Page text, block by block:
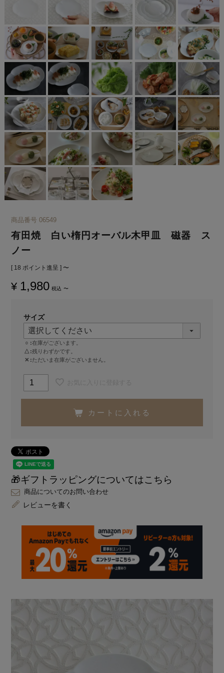
商品番号 06549
有田焼 白い楕円オーバル木甲皿 磁器 ス
ノー
[ 18 ポイント進呈 ] 〜
¥ 1,980 税込 〜
サイズ
○
在庫がございます。
△ 残りわずかです。
✕
ただいま在庫がございません。
カートに入れる
🎁ギフトラッピングについてはこちら
商品についてのお問い合わせ
レビューを書く